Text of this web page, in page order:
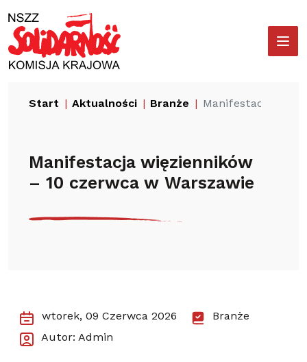
do
treści
Start Aktualności Branże Manifestacja
Manifestacja więzienników
– 10 czerwca w Warszawie
wtorek, 09 Czerwca 2026
Branże
Autor: Admin